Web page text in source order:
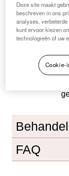
Kijk uit.
FAQ
Deze site maakt
beschreven in ons
analyses,
kunt ervoor kiezen
technologieën of uw
Cookie-